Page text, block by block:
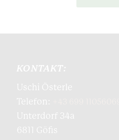
KONTAKT:
Uschi Österle
Telefon:
Unterdorf 34a
6811 Göfis